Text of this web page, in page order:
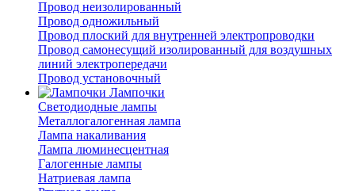
Провод неизолированный
Провод одножильный
Провод плоский для внутренней электропроводки
Провод самонесущий изолированный для воздушных
линий электропередачи
Провод установочный
Лампочки
Светодиодные лампы
Металлогалогенная лампа
Лампа накаливания
Лампа люминесцентная
Галогенные лампы
Натриевая лампа